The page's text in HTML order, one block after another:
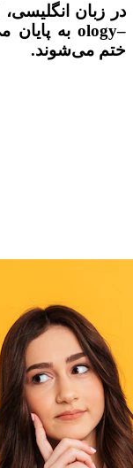
در زبان
ختم می‌شوند.